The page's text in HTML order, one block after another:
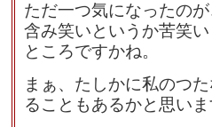
ただ一つ気になったの
含み笑いというか苦笑
ところですかね。
まぁ、たしかに私のつ
ることもあるかと思い